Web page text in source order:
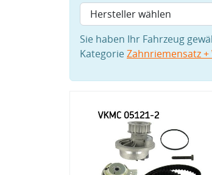
Sie haben Ihr Fahrzeug
KategorieZahnriemensatz